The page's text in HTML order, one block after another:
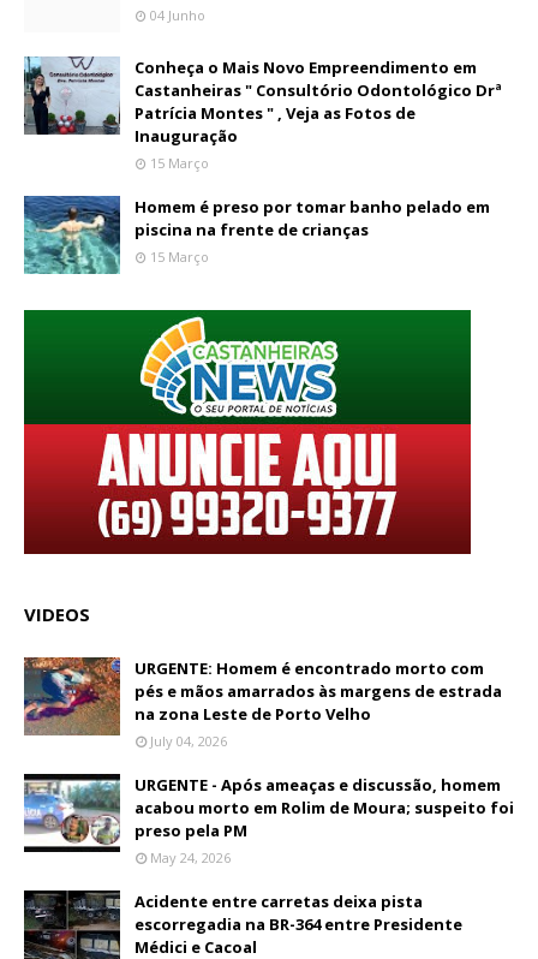
04 Junho
Conheça o Mais Novo Empreendimento em
Castanheiras " Consultório Odontológico Drª
Patrícia Montes " , Veja as Fotos de
Inauguração
15 Março
Homem é preso por tomar banho pelado em
piscina na frente de crianças
15 Março
VIDEOS
URGENTE: Homem é encontrado morto com
pés e mãos amarrados às margens de estrada
na zona Leste de Porto Velho
July 04, 2026
URGENTE - Após ameaças e discussão, homem
acabou morto em Rolim de Moura; suspeito foi
preso pela PM
May 24, 2026
Acidente entre carretas deixa pista
escorregadia na BR-364 entre Presidente
Médici e Cacoal